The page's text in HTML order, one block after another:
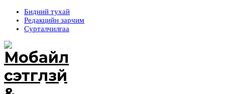
Бидний тухай
Редакцийн зарчим
Сурталчилгаа